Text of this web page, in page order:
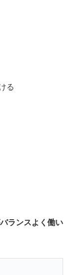
る
ランスよく働い